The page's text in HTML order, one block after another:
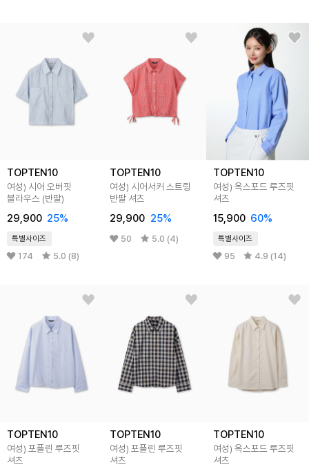
TOPTEN10
여성) 시어 오버핏
블라우스 (반팔)
29,900 25%
특별사이즈
174 5.0 (8)
TOPTEN10
여성) 시어서커 스트링
반팔 셔츠
29,900 25%
50 5.0 (4)
TOPTEN10
여성) 옥스포드 루즈핏
셔츠
15,900 60%
특별사이즈
95 4.9 (14)
TOPTEN10
여성) 포플린 루즈핏
셔츠
TOPTEN10
여성) 포플린 루즈핏
셔츠
TOPTEN10
여성) 옥스포드 루즈핏
셔츠